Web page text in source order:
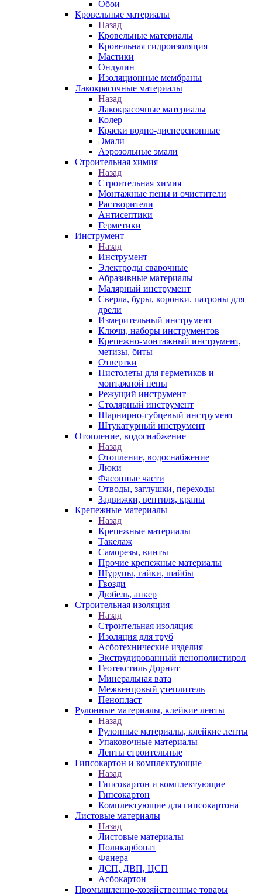
Обои
Кровельные материалы
Назад
Кровельные материалы
Кровельная гидроизоляция
Мастики
Ондулин
Изоляционные мембраны
Лакокрасочные материалы
Назад
Лакокрасочные материалы
Колер
Краски водно-дисперсионные
Эмали
Аэрозольные эмали
Строительная химия
Назад
Строительная химия
Монтажные пены и очистители
Растворители
Антисептики
Герметики
Инструмент
Назад
Инструмент
Электроды сварочные
Абразивные материалы
Малярный инструмент
Сверла, буры, коронки. патроны для
дрели
Измерительный инструмент
Ключи, наборы инструментов
Крепежно-монтажный инструмент,
метизы, биты
Отвертки
Пистолеты для герметиков и
монтажной пены
Режущий инструмент
Столярный инструмент
Шарнирно-губцевый инструмент
Штукатурный инструмент
Отопление, водоснабжение
Назад
Отопление, водоснабжение
Люки
Фасонные части
Отводы, заглушки, переходы
Задвижки, вентиля, краны
Крепежные материалы
Назад
Крепежные материалы
Такелаж
Саморезы, винты
Прочие крепежные материалы
Шурупы, гайки, шайбы
Гвозди
Дюбель, анкер
Строительная изоляция
Назад
Строительная изоляция
Изоляция для труб
Асботехнические изделия
Экструдированный пенополистирол
Геотекстиль Дорнит
Минеральная вата
Межвенцовый утеплитель
Пенопласт
Рулонные материалы, клейкие ленты
Назад
Рулонные материалы, клейкие ленты
Упаковочные материалы
Ленты строительные
Гипсокартон и комплектующие
Назад
Гипсокартон и комплектующие
Гипсокартон
Комплектующие для гипсокартона
Листовые материалы
Назад
Листовые материалы
Поликарбонат
Фанера
ДСП, ДВП, ЦСП
Асбокартон
Промышленно-хозяйственные товары